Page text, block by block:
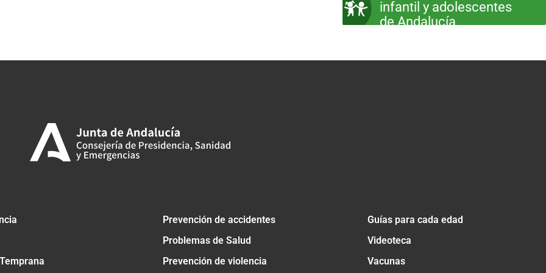
infantil y adolescentes
de Andalucía
Prevención de accidentes
Problemas de Salud
Prevención de violencia
Guías para cada edad
Videoteca
Vacunas